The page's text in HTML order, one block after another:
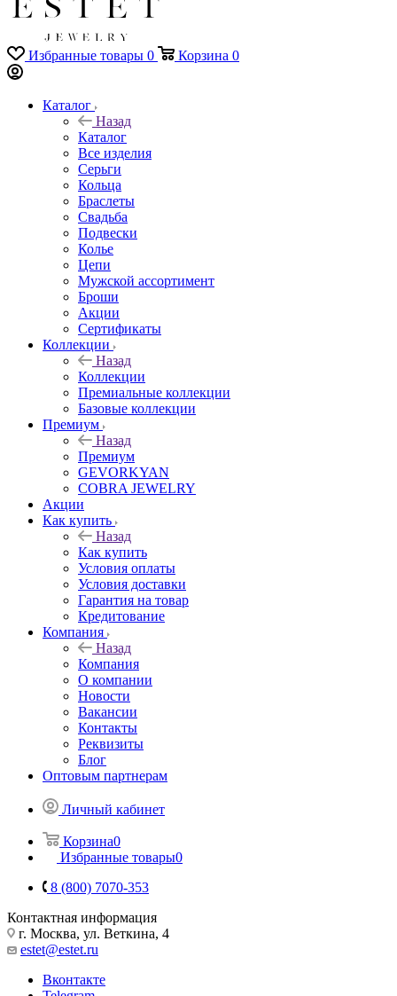
Избранные товары 0 Корзина 0
Каталог
Назад
Каталог
Все изделия
Серьги
Кольца
Браслеты
Свадьба
Подвески
Колье
Цепи
Мужской ассортимент
Броши
Акции
Сертификаты
Коллекции
Назад
Коллекции
Премиальные коллекции
Базовые коллекции
Премиум
Назад
Премиум
GEVORKYAN
COBRA JEWELRY
Акции
Как купить
Назад
Как купить
Условия оплаты
Условия доставки
Гарантия на товар
Кредитование
Компания
Назад
Компания
О компании
Новости
Вакансии
Контакты
Реквизиты
Блог
Оптовым партнерам
Личный кабинет
Корзина0
Избранные товары0
8 (800) 7070-353
Контактная информация
г. Москва, ул. Веткина, 4
estet@estet.ru
Вконтакте